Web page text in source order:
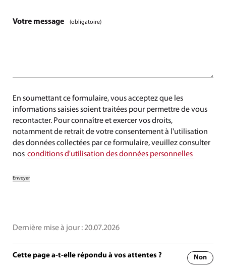
Votre message (obligatoire)
En soumettant ce formulaire, vous acceptez que les
informations saisies soient traitées pour permettre de vous
recontacter. Pour connaître et exercer vos droits,
notamment de retrait de votre consentement à l'utilisation
des données collectées par ce formulaire, veuillez consulter
nos conditions d'utilisation des données personnelles
Dernière mise à jour :20.07.2026
Cette page a-t-elle répondu à vos attentes ? Non